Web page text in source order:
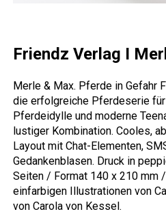
Friendz Verlag I
Merle & Max. Pferde in Gefahr
die erfolgreiche Pferdeserie
Pferdeidylle und moderne
lustiger Kombination. Cooles,
Layout mit Chat-Elementen,
Gedankenblasen. Druck in
Seiten / Format 140 x 210 mm
einfarbigen Illustrationen von
von Carola von Kessel.